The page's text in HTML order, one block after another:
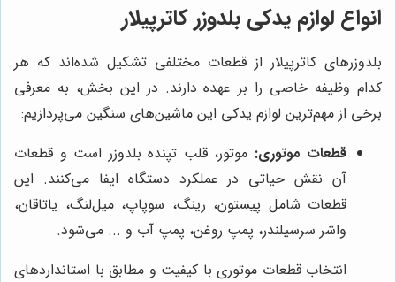
انواع لوازم یدکی بلدوزر کاترپیلار
بلدوزرهای کاترپیلار از قطعات مختلفی تشکیل شده‌اند که هر
کدام وظیفه خاصی را بر عهده دارند. در این بخش، به معرفی
برخی از مهم‌ترین لوازم یدکی این ماشین‌های سنگین می‌پردازیم:
قطعات موتوری: موتور، قلب تپنده بلدوزر است و قطعات
آن نقش حیاتی در عملکرد دستگاه ایفا می‌کنند. این
قطعات شامل پیستون، رینگ، سوپاپ، میل‌لنگ، یاتاقان،
واشر سرسیلندر، پمپ روغن، پمپ آب و ... می‌شود.
انتخاب قطعات موتوری با کیفیت و مطابق با استانداردهای